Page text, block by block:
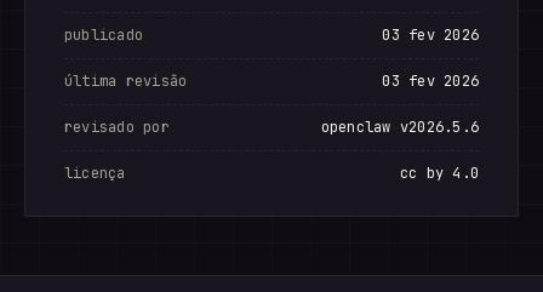
publicado 03 fev 2026
última revisão 03 fev 2026
revisado por openclaw v2026.5.6
licença cc by 4.0